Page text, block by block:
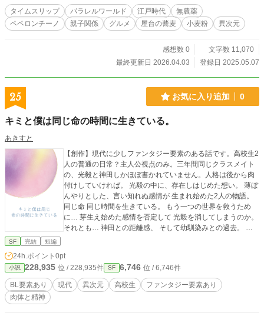
た。 もしやと思い、江戸の世界に持ってきて電池が少しだけ残っていたスマ
ホを取り出して、過去の写真を探し、ゆきにその写真を見せたところ・・・
突然黒い板から絵が飛び出してビックリ仰天したゆき！ しかし、そこに写って
戸時代と現代での食とタイムパラドックスをテーマとした長編の第一章となりま
タイムスリップ パラレルワールド 江戸時代
無農薬
ペペロンチーノ
親子関係 グルメ 屋台の蕎麦 小麦粉 異次元
感想数 0
文字数 11,070
最終更新日 2026.04.03
登録日 2025.05.07
25 お気に入り追加 0
キミと僕は同じ命の時間に生きている。
あきすと
【創作】現代に少しファンタジー要素のある話です。高校生2
人の普通の日常？主人公視点のみ。三年間同じクラスメイト
の、光毅と神田しかほぼ書かれていません。人格は後から肉
付けしていければ。 光毅の中に、存在しはじめた想い。 薄ぼ
んやりとした、言い知れぬ感情が 生まれ始めた2人の物語。
同じ命 同じ時間を生きている。 もう一つの世界を救うため
に… 芽生え始めた感情を否定して 光毅を消してしまうのか。
それとも… 神田との距離感、 そして幼馴染みとの過去。 光
SF 完結 短編
24h.ポイント 0pt
小説 228,935 位 / 228,935件 SF 6,746 位 / 6,746件
BL要素あり 現代 異次元 高校生
ファンタジー要素あり
肉体と精神